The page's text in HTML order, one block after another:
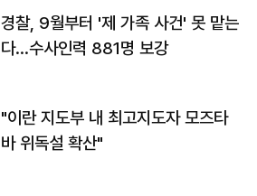
경찰, 9월부터 '제 가족 사건' 못 맡는
다…수사인력 881명 보강
"이란 지도부 내 최고지도자 모즈타
바 위독설 확산"